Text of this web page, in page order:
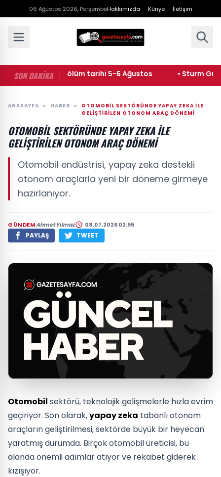
06 Ağustos 2026, PerşembeHakkımızda Künye İletişim
SON DAKİKA
Musun yeni bölüm tarihi 5-6 Ağustos • Sturm Graz -
ANASAYFA » HABER »
OTOMOBIL SEKTÖRÜNDE YAPAY ZEKA ILE
GELIŞTIRILEN OTONOM ARAÇ DÖNEMI
OTOMOBIL SEKTÖRÜNDE YAPAY ZEKA ILE
GELIŞTIRILEN OTONOM ARAÇ DÖNEMI
Otomobil endüstrisi, yapay zeka destekli
otonom araçlarla yeni bir döneme girmeye
hazırlanıyor.
GÜNDEMAhmet Yılmaz 08.07.2026 02:55
PAYLAŞ TWEET
Otomobil sektörü, teknolojik gelişmelerle hızla evrim
geçiriyor. Son olarak,yapay zeka tabanlı otonom
araçların geliştirilmesi, sektörde büyük bir heyecan
yaratmış durumda. Birçok otomobil üreticisi, bu
alanda önemli adımlar atıyor ve rekabet giderek
kızışıyor.